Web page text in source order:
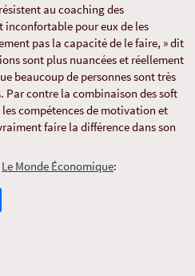
au coaching des
inconfortable pour eux de les
pas la capacité de le faire, » dit
sont plus nuancées et réellement
beaucoup de personnes sont très
Par contre la combinaison des soft
compétences de motivation et
faire la différence dans son
Le Monde Économique: